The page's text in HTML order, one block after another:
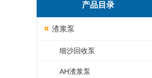
产品目录
渣浆泵
细沙回收泵
AH渣浆泵